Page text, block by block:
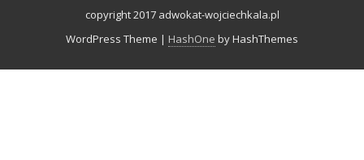
copyright 2017 adwokat-wojciechkala.pl
WordPress Theme | HashOne by HashThemes